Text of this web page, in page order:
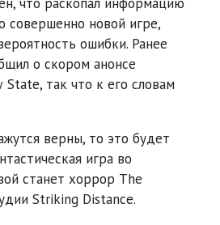
совершенно новой игре,
ошибки. Ранее
о скором анонсе
State, так что к его словам
верны, то это будет
игра во
станет хоррор The
Striking Distance.